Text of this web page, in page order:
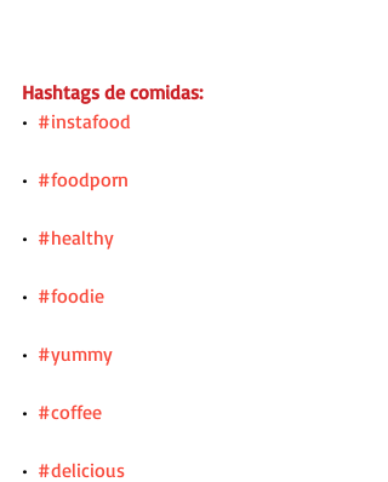
Hashtags de comidas:
• #instafood
• #foodporn
• #healthy
• #foodie
• #yummy
• #coffee
• #delicious